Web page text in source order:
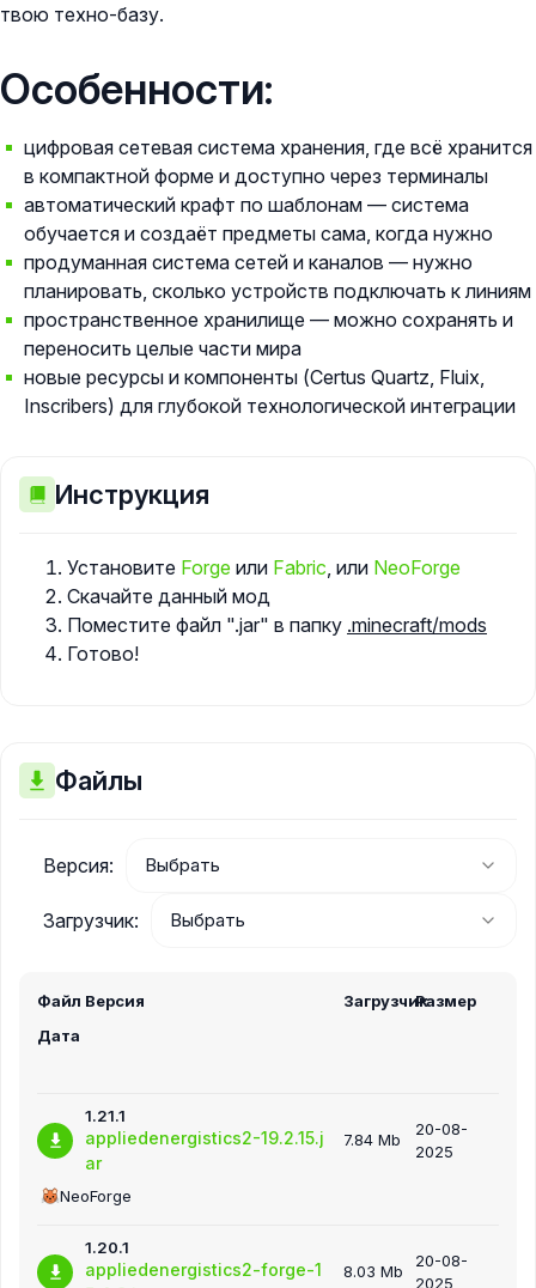
твою техно-базу.
Особенности:
цифровая сетевая система хранения, где всё хранится
в компактной форме и доступно через терминалы
автоматический крафт по шаблонам — система
обучается и создаёт предметы сама, когда нужно
продуманная система сетей и каналов — нужно
планировать, сколько устройств подключать к линиям
пространственное хранилище — можно сохранять и
переносить целые части мира
новые ресурсы и компоненты (Certus Quartz, Fluix,
Inscribers) для глубокой технологической интеграции
Инструкция
Установите Forge или Fabric , или NeoForge
Скачайте данный мод
Поместите файл ".jar" в папку .minecraft/mods
Готово!
Файлы
Версия:
Загрузчик:
Файл Версия ЗагрузчикРазмер
Дата
1.21.1
appliedenergistics2-19.2.15.j
ar
NeoForge
7.84 Mb
20-08-
2025
1.20.1
appliedenergistics2-forge-1
8.03 Mb
20-08-
2025